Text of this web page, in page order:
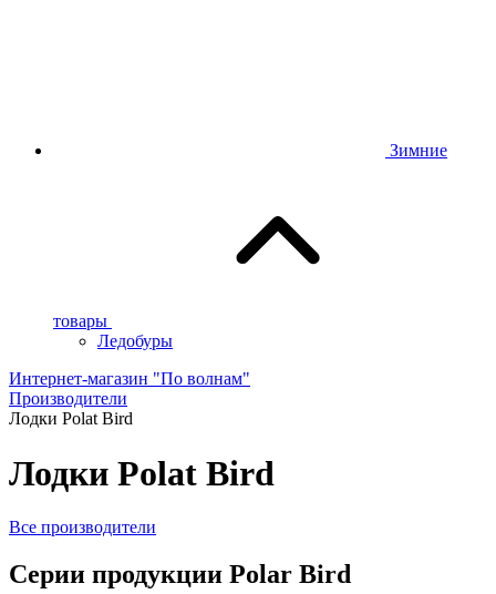
Зимние
товары
Ледобуры
Интернет-магазин "По волнам"
Производители
Лодки Polat Bird
Лодки Polat Bird
Все производители
Серии продукции Polar Bird